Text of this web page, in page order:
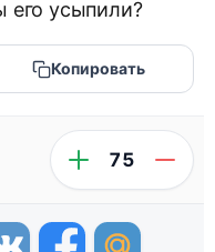
его усыпили?
Копировать
75